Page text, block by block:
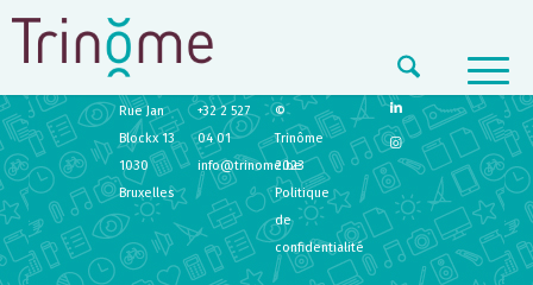
TRINÔME
Rue Jan
Blockx 13
1030
Bruxelles
+32 2 527
04 01
info@trinome.be
©
Trinôme
2023
Politique
de
confidentialité